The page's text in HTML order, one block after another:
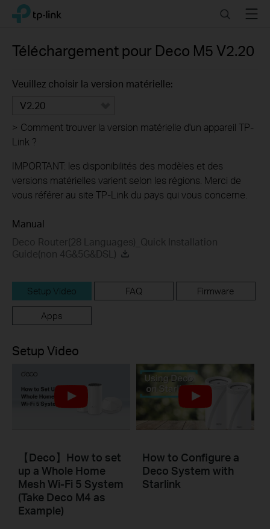
Click
the
navigation
TP-Link, Reliably Smart SearchMenu
Téléchargement pour Deco M5 V2.20
Veuillez choisir la version matérielle:
V2.20
> Comment trouver la version matérielle d'un appareil TP-
Link ?
IMPORTANT: les disponibilités des modèles et des
versions matérielles varient selon les régions. Merci de
vous référer au site TP-Link du pays qui vous concerne.
Manual
Deco Router(28 Languages)_Quick Installation
Guide(non 4G&5G&DSL)
Setup Video FAQ Firmware
Apps
Setup Video
【Deco】How to set
up a Whole Home
Mesh Wi-Fi 5 System
(Take Deco M4 as
Example)
How to Configure a
Deco System with
Starlink